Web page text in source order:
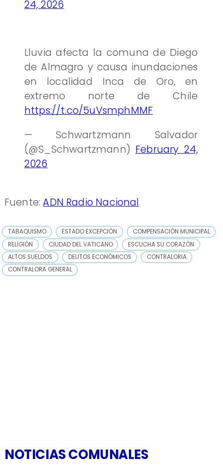
24, 2026
Lluvia afecta la comuna de Diego
de Almagro y causa inundaciones
en localidad Inca de Oro, en
extremo norte de Chile
https://t.co/5uVsmphMMF
— Schwartzmann Salvador
(@S_Schwartzmann) February 24,
2026
Fuente:ADN Radio Nacional
TABAQUISMO ESTADO EXCEPCIÓN
COMPENSACIÓN MUNICIPAL
RELIGIÓN
CIUDAD DEL VATICANO
ESCUCHA SU CORAZÓN
ALTOS SUELDOS
DELITOS ECONÓMICOS
CONTRALORIA
CONTRALORA GENERAL
NOTICIAS COMUNALES